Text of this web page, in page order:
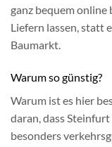
ganz bequem
Liefern lassen, statt
Baumarkt.
Warum so günstig?
Warum ist es hier
daran, dass
besonders